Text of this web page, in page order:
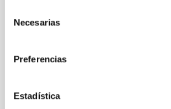
Necesarias
Preferencias
Estadística
celebran en los Países Bajos
Instituto de Astrofísica de Canarias
del proyecto europeo ExGal-Twin.
investigadores, estudiantes y